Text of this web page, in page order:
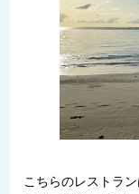
こちらのレストラ